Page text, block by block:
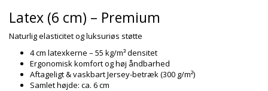
Latex (6 cm) – Premium
Naturlig elasticitet og luksuriøs støtte
4 cm latexkerne – 55 kg/m³ densitet
Ergonomisk komfort og høj åndbarhed
Aftageligt & vaskbart Jersey-betræk (300 g/m²)
Samlet højde: ca. 6 cm